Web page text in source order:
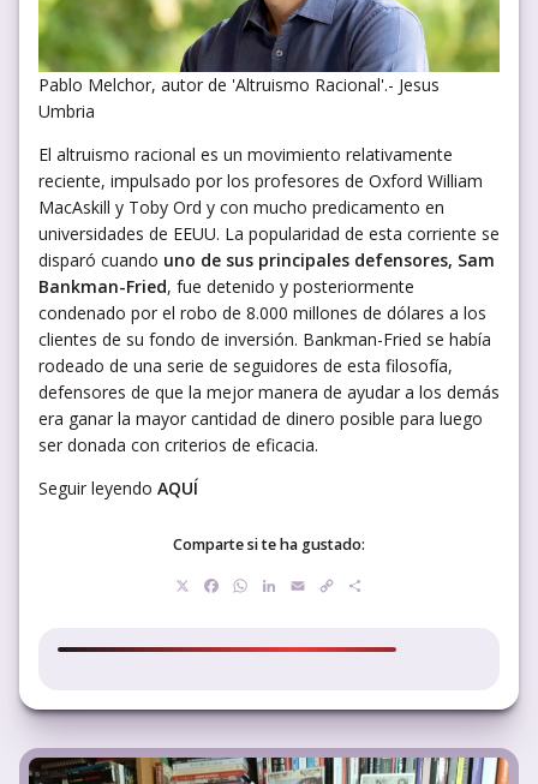
Pablo Melchor, autor de 'Altruismo Racional'.- Jesus
Umbria
El altruismo racional es un movimiento relativamente
reciente, impulsado por los profesores de Oxford William
MacAskill y Toby Ord y con mucho predicamento en
universidades de EEUU. La popularidad de esta corriente se
disparó cuando uno de sus principales defensores, Sam
Bankman-Fried, fue detenido y posteriormente
condenado por el robo de 8.000 millones de dólares a los
clientes de su fondo de inversión. Bankman-Fried se había
rodeado de una serie de seguidores de esta filosofía,
defensores de que la mejor manera de ayudar a los demás
era ganar la mayor cantidad de dinero posible para luego
ser donada con criterios de eficacia.
Seguir leyendo AQUÍ
Comparte si te ha gustado:
Facebook
WhatsApp
LinkedIn
EmailCopy